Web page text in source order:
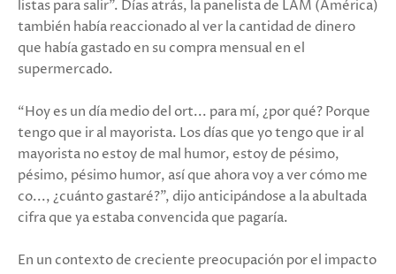
listas para salir”. Días atrás, la panelista de LAM (América)
también había reaccionado al ver la cantidad de dinero
que había gastado en su compra mensual en el
supermercado.
“Hoy es un día medio del ort... para mí, ¿por qué? Porque
tengo que ir al mayorista. Los días que yo tengo que ir al
mayorista no estoy de mal humor, estoy de pésimo,
pésimo, pésimo humor, así que ahora voy a ver cómo me
co..., ¿cuánto gastaré?”, dijo anticipándose a la abultada
cifra que ya estaba convencida que pagaría.
En un contexto de creciente preocupación por el impacto